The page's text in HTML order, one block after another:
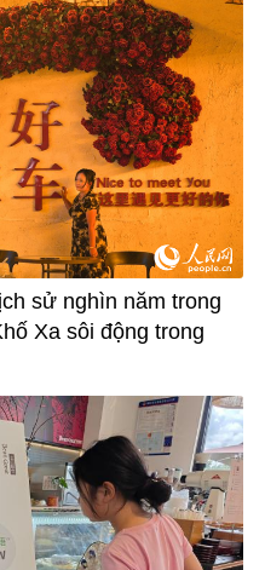
sử nghìn năm trong
Xa sôi động trong